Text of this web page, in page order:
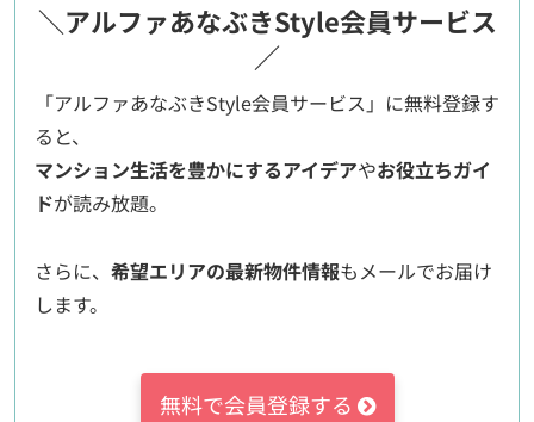
＼アルファあなぶきStyle会員サービス
／
「アルファあなぶきStyle会員サービス」に無料登録す
ると、
マンション生活を豊かにするアイデアやお役立ちガイ
ドが読み放題。
さらに、 希望エリアの最新物件情報もメールでお届け
します。
無料で会員登録する